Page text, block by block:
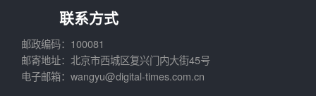
联系方式
邮政编码：100081
邮寄地址：北京市西城区复兴门内大街45号
电子邮箱：wangyu@digital-times.com.cn